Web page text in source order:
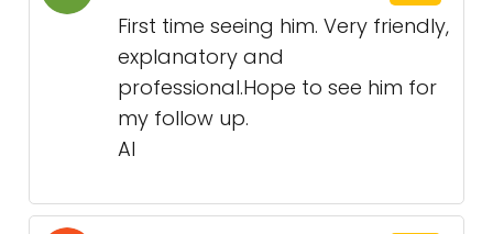
First time seeing him. Very friendly,
explanatory and
professional.Hope to see him for
my follow up.
Al